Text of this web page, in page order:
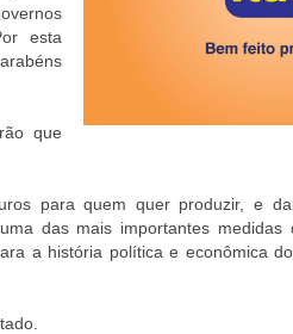
esta
que
para quem quer produzir, e
das mais importantes medidas
a história política e econômica